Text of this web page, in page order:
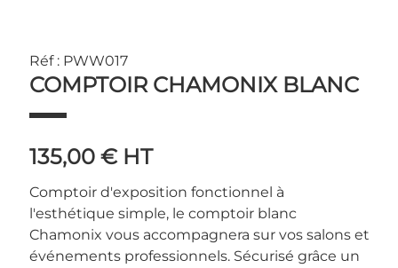
Réf : PWW017
COMPTOIR CHAMONIX BLANC
135,00 € HT
Comptoir d'exposition fonctionnel à
l'esthétique simple, le comptoir blanc
Chamonix vous accompagnera sur vos salons et
événements professionnels. Sécurisé grâce un